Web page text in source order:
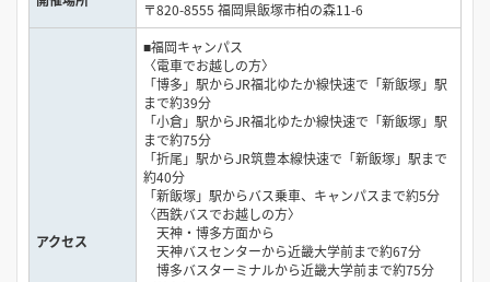
〒820-8555 福岡県飯塚市柏の森11-6
アクセス
■福岡キャンパス
〈電車でお越しの方〉
「博多」駅からJR福北ゆたか線快速で「新飯塚」駅
まで約39分
「小倉」駅からJR福北ゆたか線快速で「新飯塚」駅
まで約75分
「折尾」駅からJR筑豊本線快速で「新飯塚」駅まで
約40分
「新飯塚」駅からバス乗車、キャンパスまで約5分
〈西鉄バスでお越しの方〉
天神・博多方面から
天神バスセンターから近畿大学前まで約67分
博多バスターミナルから近畿大学前まで約75分